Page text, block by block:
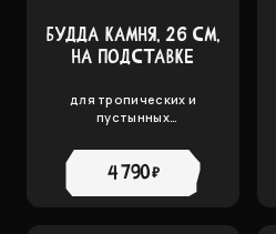
БУДДА КАМНЯ, 26 СМ,
НА ПОДСТАВКЕ
для тропических и
пустынных
4 790 ₽